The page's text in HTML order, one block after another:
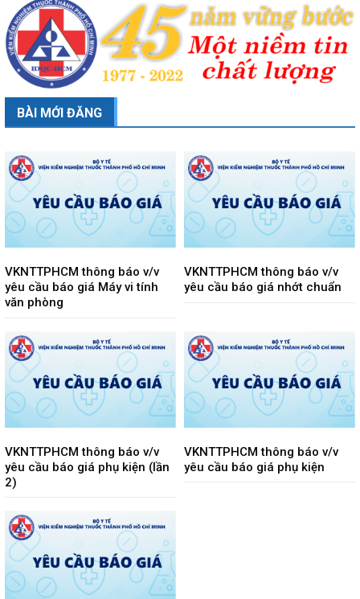
BÀI MỚI ĐĂNG
VKNTTPHCM thông báo v/v
yêu cầu báo giá Máy vi tính
văn phòng
VKNTTPHCM thông báo v/v
yêu cầu báo giá nhớt chuẩn
VKNTTPHCM thông báo v/v
yêu cầu báo giá phụ kiện (lần
2)
VKNTTPHCM thông báo v/v
yêu cầu báo giá phụ kiện